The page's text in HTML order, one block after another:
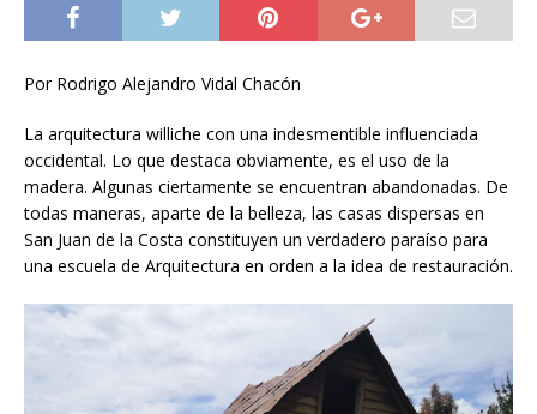
Por Rodrigo Alejandro Vidal Chacón
La arquitectura williche con una indesmentible influenciada
occidental. Lo que destaca obviamente, es el uso de la
madera. Algunas ciertamente se encuentran abandonadas. De
todas maneras, aparte de la belleza, las casas dispersas en
San Juan de la Costa constituyen un verdadero paraíso para
una escuela de Arquitectura en orden a la idea de restauración.